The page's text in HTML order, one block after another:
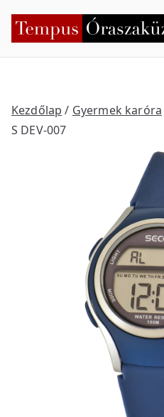
Kezdőlap / Gyermek karóra
S DEV-007